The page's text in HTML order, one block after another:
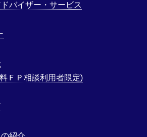
バイザー・サービス
ＦＰ相談利用者限定)